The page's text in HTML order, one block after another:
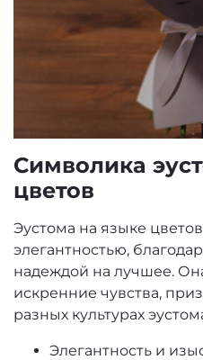
Символика
цветов
Эустома на языке
элегантностью,
надеждой на лучшее.
искренние чувства,
разных культурах
Элегантность и